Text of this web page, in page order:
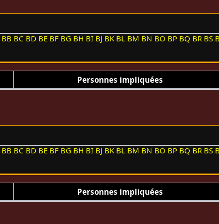
BB BC BD BE BF BG BH BI BJ BK BL BM BN BO BP BQ BR BS
Personnes impliquées
BB BC BD BE BF BG BH BI BJ BK BL BM BN BO BP BQ BR BS
Personnes impliquées